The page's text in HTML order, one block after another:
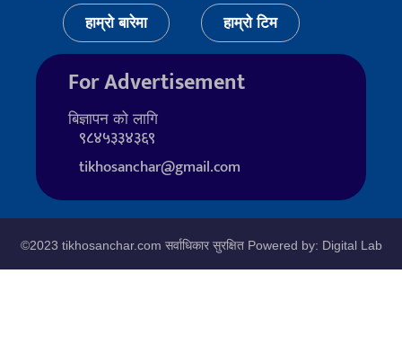
हाम्रो बारेमा हाम्रो टिम
For Advertisement
बिज्ञापन को लागि
९८४५३३४३६९
tikhosanchar@gmail.com
©2023 tikhosanchar.com सर्वाधिकार सुरक्षित Powered by: Digital Lab